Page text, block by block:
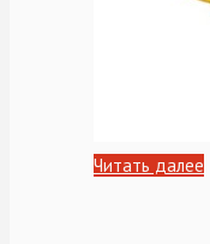
Читать далее